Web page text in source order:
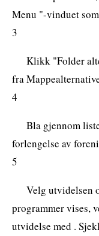
Menu "-vinduet
3
Klikk "Folder
fra
4
Bla gjennom
forlengelse av
5
Velg utvidelsen
programmer vises,
utvidelse med .